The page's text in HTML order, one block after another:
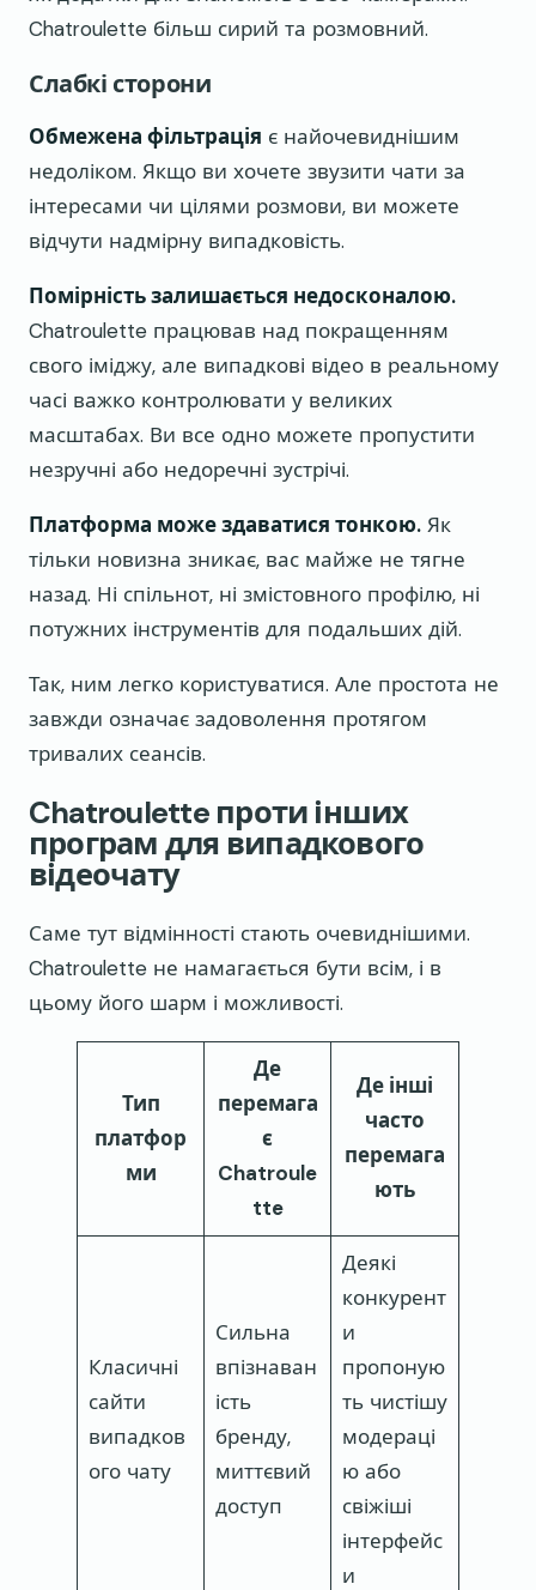
Chatroulette більш сирий та розмовний.
Слабкі сторони
Обмежена фільтрація є найочевиднішим
недоліком. Якщо ви хочете звузити чати за
інтересами чи цілями розмови, ви можете
відчути надмірну випадковість.
Помірність залишається недосконалою.
Chatroulette працював над покращенням
свого іміджу, але випадкові відео в реальному
часі важко контролювати у великих
масштабах. Ви все одно можете пропустити
незручні або недоречні зустрічі.
Платформа може здаватися тонкою. Як
тільки новизна зникає, вас майже не тягне
назад. Ні спільнот, ні змістовного профілю, ні
потужних інструментів для подальших дій.
Так, ним легко користуватися. Але простота не
завжди означає задоволення протягом
тривалих сеансів.
Chatroulette проти інших
програм для випадкового
відеочату
Саме тут відмінності стають очевиднішими.
Chatroulette не намагається бути всім, і в
цьому його шарм і можливості.
Тип
платфор
ми
Де
перемага
є
Chatroule
tte
Де інші
часто
перемага
ють
Класичні
сайти
випадков
ого чату
Сильна
впізнаван
ість
бренду,
миттєвий
доступ
Деякі
конкурент
и
пропоную
ть чистішу
модераці
ю або
свіжіші
інтерфейс
и